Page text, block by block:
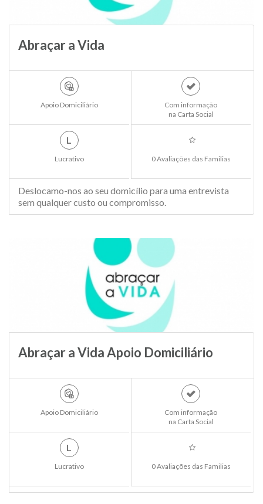
Abraçar a Vida
Apoio Domiciliário
Com informação
na Carta Social
L
Lucrativo 0 Avaliações das Familias
Deslocamo-nos ao seu domicílio para uma entrevista
sem qualquer custo ou compromisso.
Abraçar a Vida Apoio Domiciliário
Apoio Domiciliário
Com informação
na Carta Social
L
Lucrativo 0 Avaliações das Familias